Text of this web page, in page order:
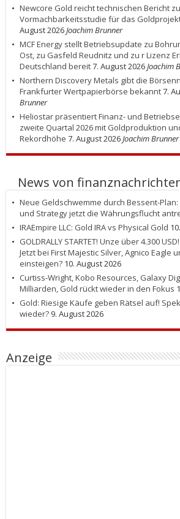
Newcore Gold reicht technischen Bericht
Vormachbarkeitsstudie für das
August 2026Joachim Brunner
MCF Energy stellt Betriebsupdate zu
Ost, zu Gasfeld Reudnitz und zu r Lizenz
Deutschland bereit7. August 2026Joachim
Northern Discovery Metals gibt die
Frankfurter Wertpapierbörse bekannt7.
Brunner
Heliostar präsentiert Finanz- und
zweite Quartal 2026 mit Goldproduktion
Rekordhöhe 7. August 2026Joachim Brunner
News von
Neue Geldschwemme durch Bessent-Plan:
und Strategy jetzt die Währungsflucht
IRAEmpire LLC: Gold IRA vs Physical Gold
GOLDRALLY STARTET! Unze über 4.300
Jetzt bei First Majestic Silver, Agnico Eagle
einsteigen? 10. August 2026
Curtiss-Wright, Kobo Resources, Galaxy
Milliarden, Gold rückt wieder in den Fokus
Gold: Riesige Käufe geben Rätsel auf!
wieder? 9. August 2026
Anzeige